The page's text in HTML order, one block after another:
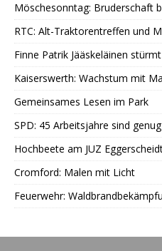
Möschesonntag: Bruderschaft
RTC: Alt-Traktorentreffen und
Finne Patrik Jääskeläinen
Kaiserswerth: Wachstum mit
Gemeinsames Lesen im Park
SPD: 45 Arbeitsjahre sind genug
Hochbeete am JUZ
Cromford: Malen mit Licht
Feuerwehr: